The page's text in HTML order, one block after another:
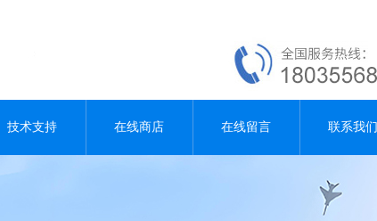
技术支持 在线商店 在线留言 联系我们